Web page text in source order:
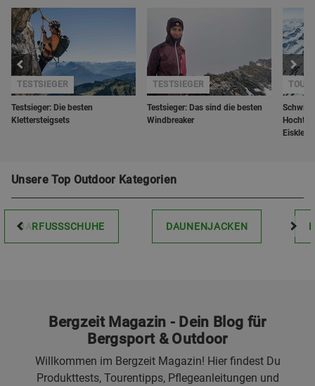
Testsieger: Die besten
Klettersteigsets
TESTSIEGER
Testsieger: Das sind die besten
Windbreaker
TESTSIEGER
Unsere Top Outdoor Kategorien
BARFUSSSCHUHE DAUNENJACKEN
Bergzeit Magazin - Dein Blog für
Bergsport & Outdoor
Willkommen im Bergzeit Magazin! Hier findest Du
Produkttests, Tourentipps, Pflegeanleitungen und